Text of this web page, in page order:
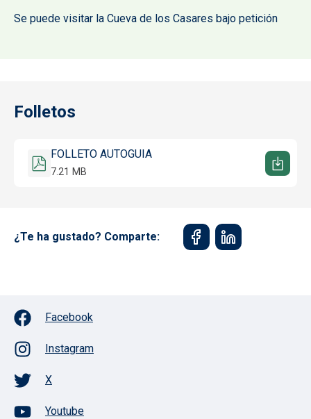
Se puede visitar la Cueva de los Casares bajo petición
Folletos
Documento
FOLLETO AUTOGUIA
7.21 MB
¿Te ha gustado? Comparte:
Facebook
Instagram
X
Youtube